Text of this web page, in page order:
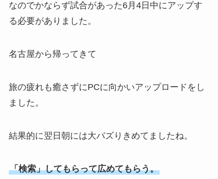
なのでかならず試合があった6月4日中にアップす
る必要がありました。
名古屋から帰ってきて
旅の疲れも癒さずにPCに向かいアップロードをし
ました。
結果的に翌日朝には大バズりきめてましたね。
「検索」してもらって広めてもらう。